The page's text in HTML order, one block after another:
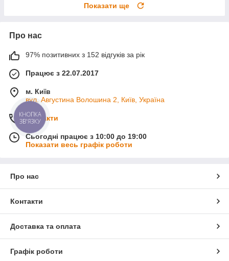
Показати ще
Про нас
97% позитивних з 152 відгуків за рік
Працює з 22.07.2017
м. Київ
вул. Августина Волошина 2, Київ, Україна
Контакти
Сьогодні працює з 10:00 до 19:00
Показати весь графік роботи
Про нас
Контакти
Доставка та оплата
Графік роботи
КНОПКА
ЗВ'ЯЗКУ